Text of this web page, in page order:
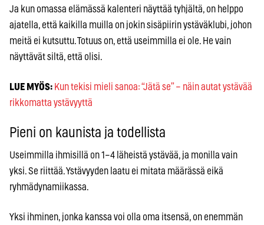
Ja kun omassa elämässä kalenteri näyttää tyhjältä, on helppo
ajatella, että kaikilla muilla on jokin sisäpiirin ystäväklubi, johon
meitä ei kutsuttu. Totuus on, että useimmilla ei ole. He vain
näyttävät siltä, että olisi.
LUE MYÖS: Kun tekisi mieli sanoa: “Jätä se” – näin autat ystävää
rikkomatta ystävyyttä
Pieni on kaunista ja todellista
Useimmilla ihmisillä on 1–4 läheistä ystävää, ja monilla vain
yksi. Se riittää. Ystävyyden laatu ei mitata määrässä eikä
ryhmädynamiikassa.
Yksi ihminen, jonka kanssa voi olla oma itsensä, on enemmän